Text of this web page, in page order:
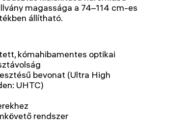
magassága a 74–114 cm-es
állítható.
kómahibamentes optikai
bevonat (Ultra High
UHTC)
rendszer